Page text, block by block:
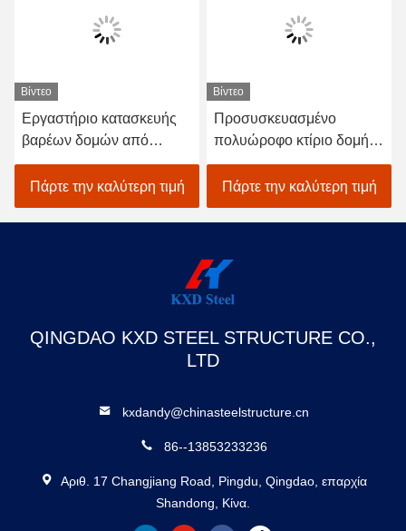
Βίντεο
Εργαστήριο κατασκευής
βαρέων δομών από
χάλυβα
Πάρτε την καλύτερη τιμή
Βίντεο
Προσυσκευασμένο
πολυώροφο κτίριο δομής
από χάλυβα Αποθήκη
SGS BV CE Έγκριση
Πάρτε την καλύτερη τιμή
QINGDAO KXD STEEL STRUCTURE CO.,
LTD
kxdandy@chinasteelstructure.cn
86--13853233236
Αριθ. 17 Changjiang Road, Pingdu, Qingdao, επαρχία
Shandong, Κίνα.